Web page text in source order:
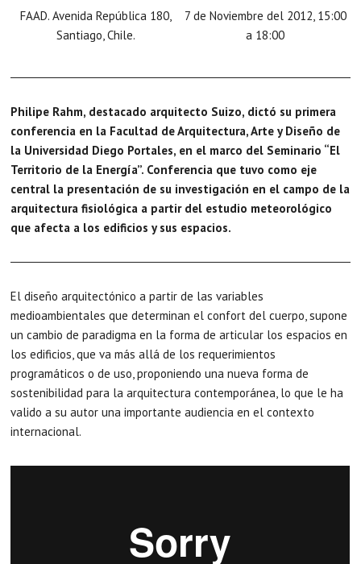
FAAD. Avenida República 180,
Santiago, Chile.
7 de Noviembre del 2012, 15:00
a 18:00
Philipe Rahm, destacado arquitecto Suizo, dictó su primera
conferencia en la Facultad de Arquitectura, Arte y Diseño de
la Universidad Diego Portales, en el marco del Seminario “El
Territorio de la Energía”. Conferencia que tuvo como eje
central la presentación de su investigación en el campo de la
arquitectura fisiológica a partir del estudio meteorológico
que afecta a los edificios y sus espacios.
El diseño arquitectónico a partir de las variables
medioambientales que determinan el confort del cuerpo, supone
un cambio de paradigma en la forma de articular los espacios en
los edificios, que va más allá de los requerimientos
programáticos o de uso, proponiendo una nueva forma de
sostenibilidad para la arquitectura contemporánea, lo que le ha
valido a su autor una importante audiencia en el contexto
internacional.